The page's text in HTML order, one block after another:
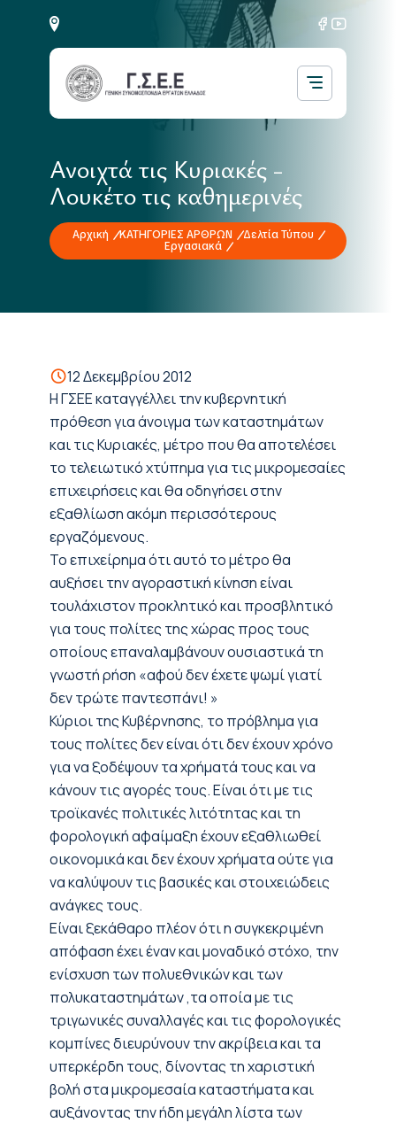
Ανοιχτά τις Κυριακές -
Λουκέτο τις καθημερινές
Αρχική ΚΑΤΗΓΟΡΙΕΣ ΑΡΘΡΩΝ
Δελτία Τύπου
Εργασιακά
12 Δεκεμβρίου 2012
H ΓΣΕΕ καταγγέλλει την κυβερνητική
πρόθεση για άνοιγμα των καταστημάτων
και τις Κυριακές, μέτρο που θα αποτελέσει
το τελειωτικό χτύπημα για τις μικρομεσαίες
επιχειρήσεις και θα οδηγήσει στην
εξαθλίωση ακόμη περισσότερους
εργαζόμενους.
Το επιχείρημα ότι αυτό το μέτρο θα
αυξήσει την αγοραστική κίνηση είναι
τουλάχιστον προκλητικό και προσβλητικό
για τους πολίτες της χώρας προς τους
οποίους επαναλαμβάνουν ουσιαστικά τη
γνωστή ρήση «αφού δεν έχετε ψωμί γιατί
δεν τρώτε παντεσπάνι! »
Κύριοι της Κυβέρνησης, το πρόβλημα για
τους πολίτες δεν είναι ότι δεν έχουν χρόνο
για να ξοδέψουν τα χρήματά τους και να
κάνουν τις αγορές τους. Είναι ότι με τις
τροϊκανές πολιτικές λιτότητας και τη
φορολογική αφαίμαξη έχουν εξαθλιωθεί
οικονομικά και δεν έχουν χρήματα ούτε για
να καλύψουν τις βασικές και στοιχειώδεις
ανάγκες τους.
Είναι ξεκάθαρο πλέον ότι η συγκεκριμένη
απόφαση έχει έναν και μοναδικό στόχο, την
ενίσχυση των πολυεθνικών και των
πολυκαταστημάτων ,τα οποία με τις
τριγωνικές συναλλαγές και τις φορολογικές
κομπίνες διευρύνουν την ακρίβεια και τα
υπερκέρδη τους, δίνοντας τη χαριστική
βολή στα μικρομεσαία καταστήματα και
αυξάνοντας την ήδη μεγάλη λίστα των